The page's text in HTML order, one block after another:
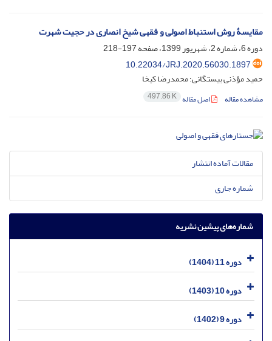
مقایسۀ روش استنباط اصولی و فقهی شیخ انصاری در حجیت شهرت
دوره 6، شماره 2، شهریور 1399، صفحه
197-218
10.22034/JRJ.2020.56030.1897
حمید مؤذنی بیستگانی؛ محمدرضا کیخا
مشاهده مقاله اصل مقاله 497.86 K
مقالات آماده انتشار
شماره جاری
شماره‌های پیشین نشریه
دوره 11 (1404)
دوره 10 (1403)
دوره 9 (1402)